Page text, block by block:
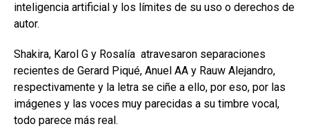
inteligencia artificial y los límites de su uso o derechos de
autor.
Shakira, Karol G y Rosalía atravesaron separaciones
recientes de Gerard Piqué, Anuel AA y Rauw Alejandro,
respectivamente y la letra se ciñe a ello, por eso, por las
imágenes y las voces muy parecidas a su timbre vocal,
todo parece más real.